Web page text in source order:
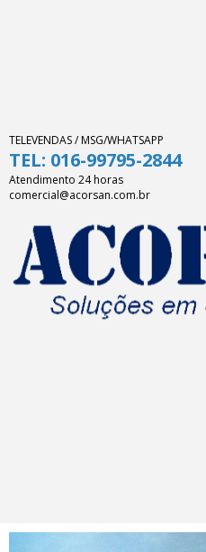
TELEVENDAS / MSG/WHATSAPP
TEL: 016-99795-2844
Atendimento 24 horas
comercial@acorsan.com.br